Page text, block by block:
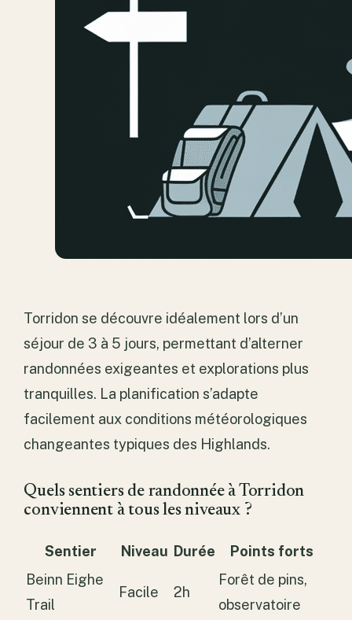
Torridon se découvre idéalement lors d’un
séjour de 3 à 5 jours, permettant d’alterner
randonnées exigeantes et explorations plus
tranquilles. La planification s’adapte
facilement aux conditions météorologiques
changeantes typiques des Highlands.
Quels sentiers de randonnée à Torridon
conviennent à tous les niveaux ?
Sentier Niveau Durée
Points forts
Beinn Eighe
Trail
Facile 2h
Forêt de pins,
observatoire